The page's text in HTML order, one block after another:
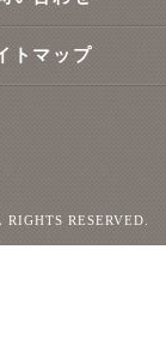
トマップ
RESERVED.